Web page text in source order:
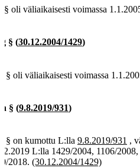
§ oli väliaikaisesti voimassa
§ (30.12.2004/1429)
§ oli väliaikaisesti voimassa
§ (9.8.2019/931)
§ on kumottu L:lla 9.8.2019/931 ,
L:lla 1429/2004, 1106/
2018. (30.12.2004/1429)